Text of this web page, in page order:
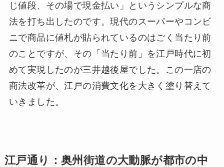
じ値段、その場で現金払い」というシンプルな商
法を打ち出したのです。現代のスーパーやコンビ
ニで商品に値札が貼られているのはごく当たり前
のことですが、その「当たり前」を江戸時代に初
めて実現したのが三井越後屋でした。この一店の
商法改革が、江戸の消費文化を大きく塗り替えて
いきました。
江戸通り：奥州街道の大動脈が都市の中